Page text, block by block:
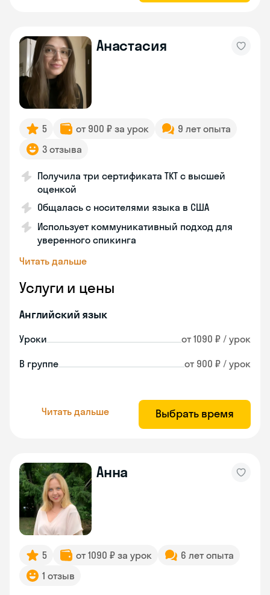
Анастасия
5 от 900 ₽ за урок
9 лет опыта
3 отзыва
Получила три сертификата TKT с высшей
оценкой
Общалась с носителями языка в США
Использует коммуникативный подход для
уверенного спикинга
Читать дальше
Услуги и цены
Английский язык
Уроки от 1090 ₽ / урок
В группе от 900 ₽ / урок
Читать дальше Выбрать время
Анна
5 от 1090 ₽ за урок
6 лет опыта
1 отзыв